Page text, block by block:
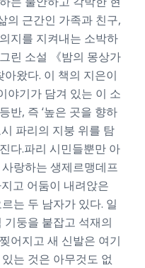
의 근간인 가족과 친구,
지를 지켜내는 소박하
린 소설 《밤의 몽상가
왔다. 이 책의 지은이
야기가 담겨 있는 이 소
반, 즉 ‘높은 곳을 향하
파리의 지붕 위를 탐
다.파리 시민들뿐만 아
랑하는 생제르맹데프
고 어둠이 내려앉은
는 두 남자가 있다. 일
둥을 붙잡고 석재의
어지고 새 신발은 여기
는 것은 아무것도 없